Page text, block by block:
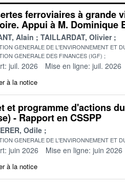
ferroviaires à grande
Appui à M. Dominique
Alain TAILLARDAT, Olivier
GENERALE DE L'ENVIRONNEMENT ET
GENERALE DES FINANCES (IGF)
juil. 2026 Mise en ligne: juil. 2026
à la notice
et programme d'actions
- Rapport en CSSPP
Odile
GENERALE DE L'ENVIRONNEMENT ET
juin 2026 Mise en ligne: juin 2026
à la notice